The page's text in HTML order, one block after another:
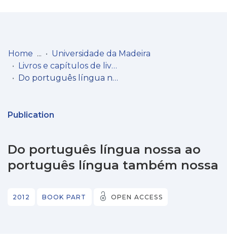
Communities
Statistics
Home
Universidade da Madeira
Livros e capítulos de livros
Do português língua nossa ao português língua também nossa
Publication
Do português língua nossa ao
português língua também nossa
2012 BOOK PART OPEN ACCESS